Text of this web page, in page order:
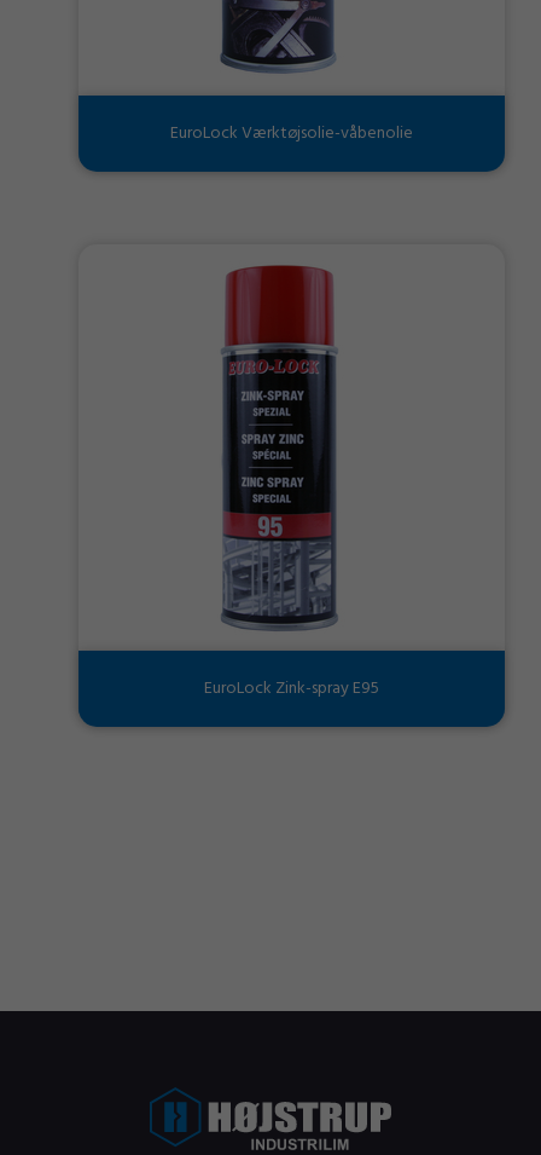
EuroLock Værktøjsolie-våbenolie
EuroLock Zink-spray E95